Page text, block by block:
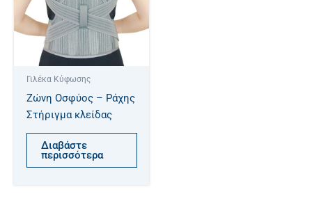
Γιλέκα Κύφωσης
Ζώνη Οσφύος – Ράχης
Στήριγμα κλείδας
Διαβάστε
περισσότερα